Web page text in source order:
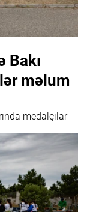
Bakı
məlum
medalçılar